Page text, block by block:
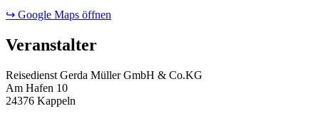
↪ Google Maps öffnen
Veranstalter
Reisedienst Gerda Müller GmbH & Co.KG
Am Hafen 10
24376 Kappeln